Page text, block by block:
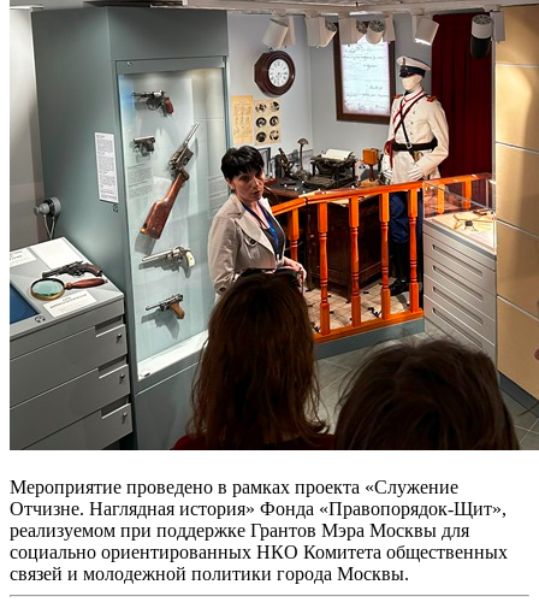
Мероприятие проведено в рамках проекта «Служение
Отчизне. Наглядная история» Фонда «Правопорядок-Щит»,
реализуемом при поддержке Грантов Мэра Москвы для
социально ориентированных НКО Комитета общественных
связей и молодежной политики города Москвы.